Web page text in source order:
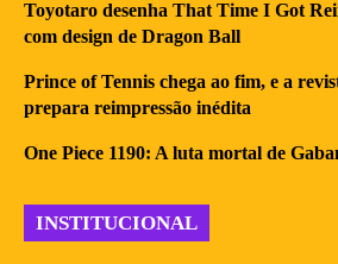
Toyotaro desenha That Time I Got
com design de Dragon Ball
Prince of Tennis chega ao fim, e a
prepara reimpressão inédita
One Piece 1190: A luta mortal de
INSTITUCIONAL